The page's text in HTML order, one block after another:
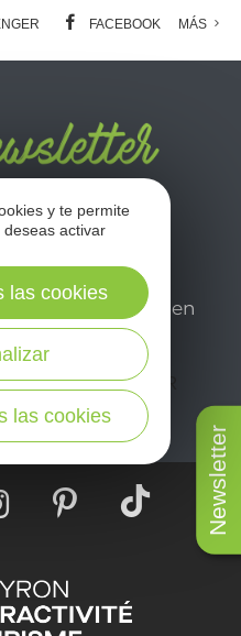
Newsletter
FACEBOOK MÁS
pierda nuestro
inspirar para
de su estancia en
NEWSLETTER
y te permite
activar
las cookies
las cookies